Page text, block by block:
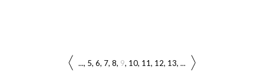
... 5 6 7 8 9 10 11 12 13 ...